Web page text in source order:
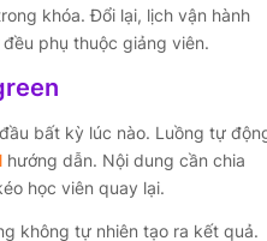
khóa. Đổi lại, lịch vận hành
phụ thuộc giảng viên.
bất kỳ lúc nào. Luồng tự
hướng dẫn. Nội dung cần chia
học viên quay lại.
không tự nhiên tạo ra kết quả.